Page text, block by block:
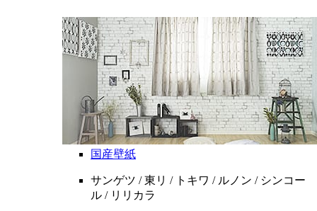
国産壁紙
サンゲツ / 東リ / トキワ / ルノン / シンコー
ル / リリカラ